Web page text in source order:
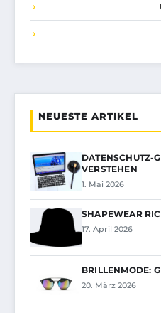
NEUESTE ARTIKEL
DATENSCHUTZ-
VERSTEHEN
1. Mai 2026
SHAPEWEAR
17. April 2026
BRILLENMODE:
20. März 2026